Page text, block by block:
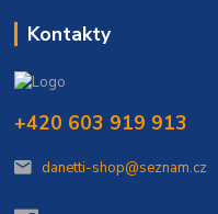
Kontakty
+420 603 919 913
danetti-shop@seznam.cz